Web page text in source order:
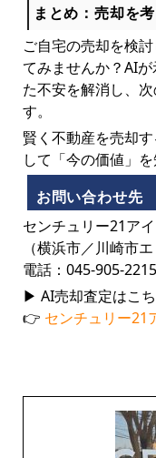
まとめ：売却を
ご自宅の売却を検
てみませんか？AI
た不安を解消し、
す。
賢く不動産を売却
して「今の価値」
お問い合わせ先
センチュリー21ア
（横浜市／川崎市エ
電話：045-905-2215
▶ AI売却査定はこ
👉 センチュリー21